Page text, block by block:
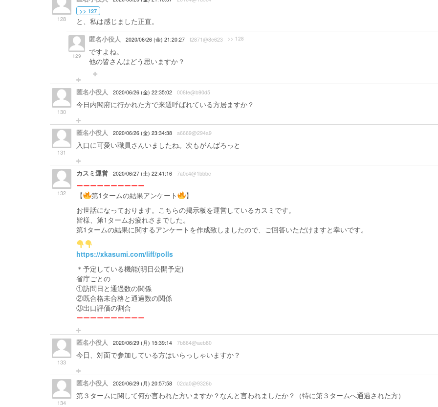
128
>> 127
と、私は感じました正直。
129
匿名小役人 2020/06/26 (金) 21:20:27 f2871@8e623 >> 128
ですよね。
他の皆さんはどう思いますか？
130
匿名小役人 2020/06/26 (金) 22:35:02 008fe@b90d5
今日内閣府に行かれた方で来週呼ばれている方居ますか？
131
匿名小役人 2020/06/26 (金) 23:34:38 a6669@294a9
入口に可愛い職員さんいましたね。次もがんばろっと
132
カスミ運営 2020/06/27 (土) 22:41:16 7a0c4@1bbbc
ーーーーーーーーーー
【
第1タームの結果アンケート
】
お世話になっております。こちらの掲示板を運営しているカスミです。
皆様、第1タームお疲れさまでした。
第1タームの結果に関するアンケートを作成致しましたので、ご回答いただけますと幸いです。
https://xkasumi.com/liff/polls
＊予定している機能(明日公開予定)
省庁ごとの
①訪問日と通過数の関係
②既合格未合格と通過数の関係
③出口評価の割合
ーーーーーーーーーー
133
匿名小役人 2020/06/29 (月) 15:39:14 7b864@aeb80
今日、対面で参加している方はいらっしゃいますか？
134
匿名小役人 2020/06/29 (月) 20:57:58 02da0@9326b
第３タームに関して何か言われた方いますか？なんと言われましたか？（特に第３タームへ通過された方）